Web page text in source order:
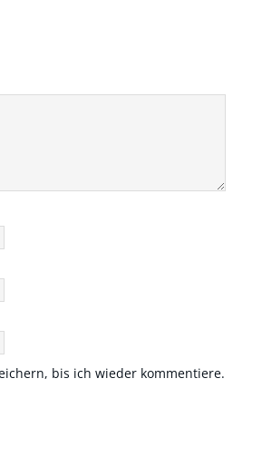
bis ich wieder kommentiere.